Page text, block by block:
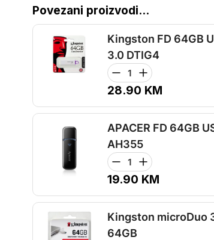
Povezani proizvodi...
Kingston FD 64GB
3.0 DTIG4
28.90 KM
APACER FD 64GB
AH355
19.90 KM
Kingston microDuo
64GB